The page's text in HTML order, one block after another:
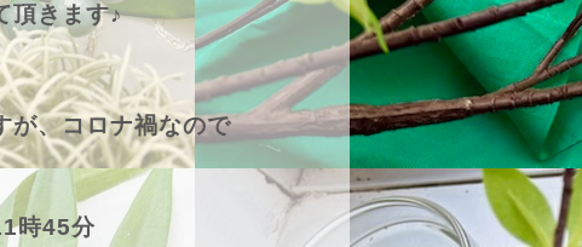
頂きます♪
が、コロナ禍なので
時45分